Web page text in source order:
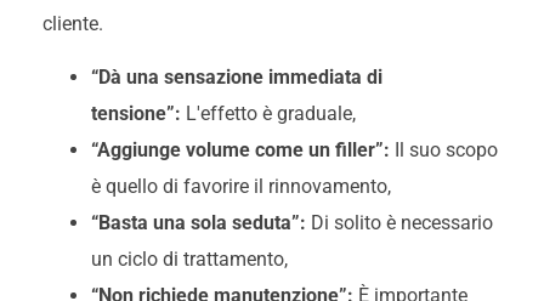
cliente.
“Dà una sensazione immediata di
tensione”: L'effetto è graduale,
“Aggiunge volume come un filler”: Il suo scopo
è quello di favorire il rinnovamento,
“Basta una sola seduta”: Di solito è necessario
un ciclo di trattamento,
“Non richiede manutenzione”: È importante